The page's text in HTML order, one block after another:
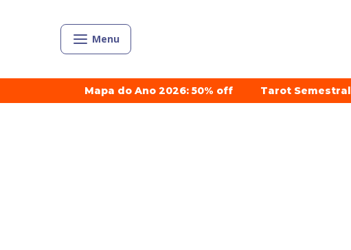
Menu
Mapa do Ano 2026: 50% off Tarot Semestral